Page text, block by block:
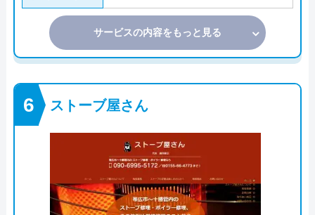
サービスの内容をもっと見る
ストーブ屋さん